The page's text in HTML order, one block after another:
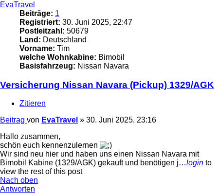
EvaTravel
Beiträge: 1
Registriert: 30. Juni 2025, 22:47
Postleitzahl: 50679
Land: Deutschland
Vorname: Tim
welche Wohnkabine: Bimobil
Basisfahrzeug: Nissan Navara
Versicherung Nissan Navara (Pickup) 1329/AGK
Zitieren
Beitrag von EvaTravel » 30. Juni 2025, 23:16
Hallo zusammen,
schön euch kennenzulernen
Wir sind neu hier und haben uns einen Nissan Navara mit
Bimobil Kabine (1329/AGK) gekauft und benötigen j…login to
view the rest of this post
Nach oben
Antworten